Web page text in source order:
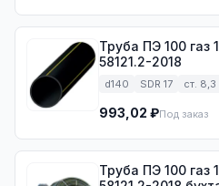
Труба ПЭ 100 газ
58121.2-2018
d140 SDR 17 ст. 8,3
993,02 ₽Под заказ
Труба ПЭ 100 газ